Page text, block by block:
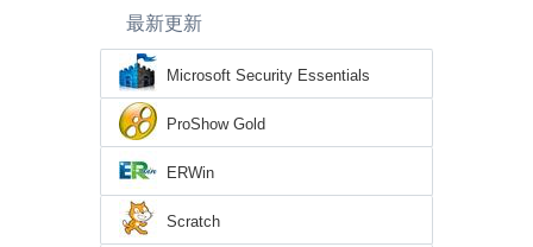
最新更新
Microsoft Security Essentials
ProShow Gold
ERWin
Scratch